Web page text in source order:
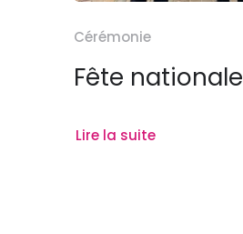
Cérémonie
Fête nationale
Lire la suite